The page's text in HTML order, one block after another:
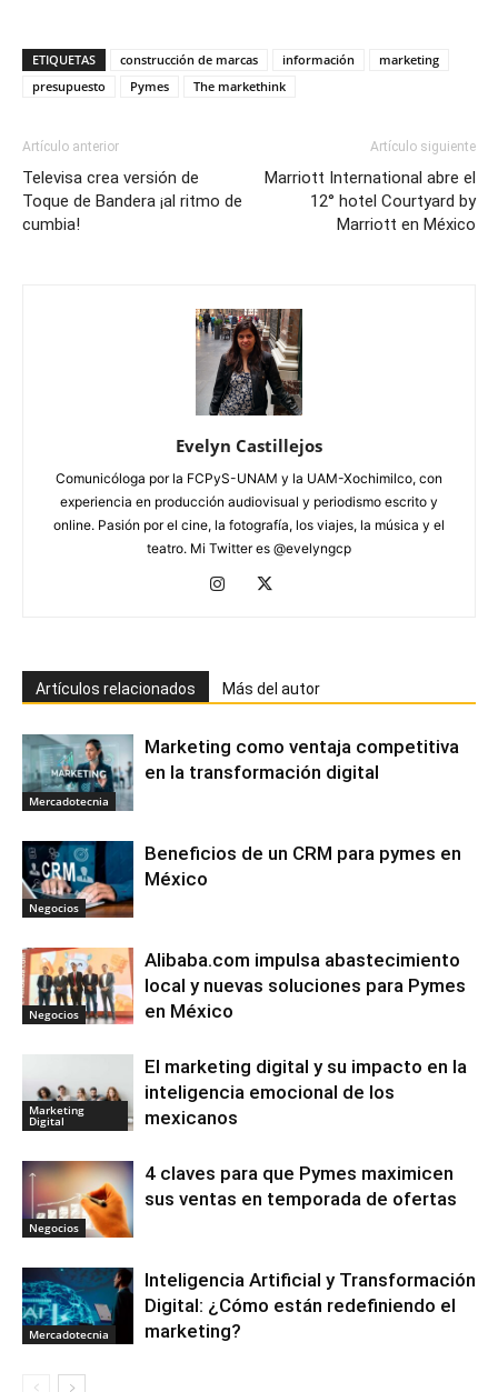
ETIQUETAS construcción de marcas información
marketing
presupuesto
Pymes The markethink
Artículo anterior
Televisa crea versión de
Toque de Bandera ¡al ritmo de
cumbia!
Artículo siguiente
Marriott International abre el
12° hotel Courtyard by
Marriott en México
Evelyn Castillejos
Comunicóloga por la FCPyS-UNAM y la UAM-Xochimilco, con
experiencia en producción audiovisual y periodismo escrito y
online. Pasión por el cine, la fotografía, los viajes, la música y el
teatro. Mi Twitter es @evelyngcp
Artículos relacionados Más del autor
Mercadotecnia
Marketing como ventaja competitiva
en la transformación digital
Negocios
Beneficios de un CRM para pymes en
México
Negocios
Alibaba.com impulsa abastecimiento
local y nuevas soluciones para Pymes
en México
Marketing
Digital
El marketing digital y su impacto en la
inteligencia emocional de los
mexicanos
Negocios
4 claves para que Pymes maximicen
sus ventas en temporada de ofertas
Mercadotecnia
Inteligencia Artificial y Transformación
Digital: ¿Cómo están redefiniendo el
marketing?